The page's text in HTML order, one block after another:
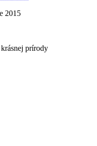
2015
prírody